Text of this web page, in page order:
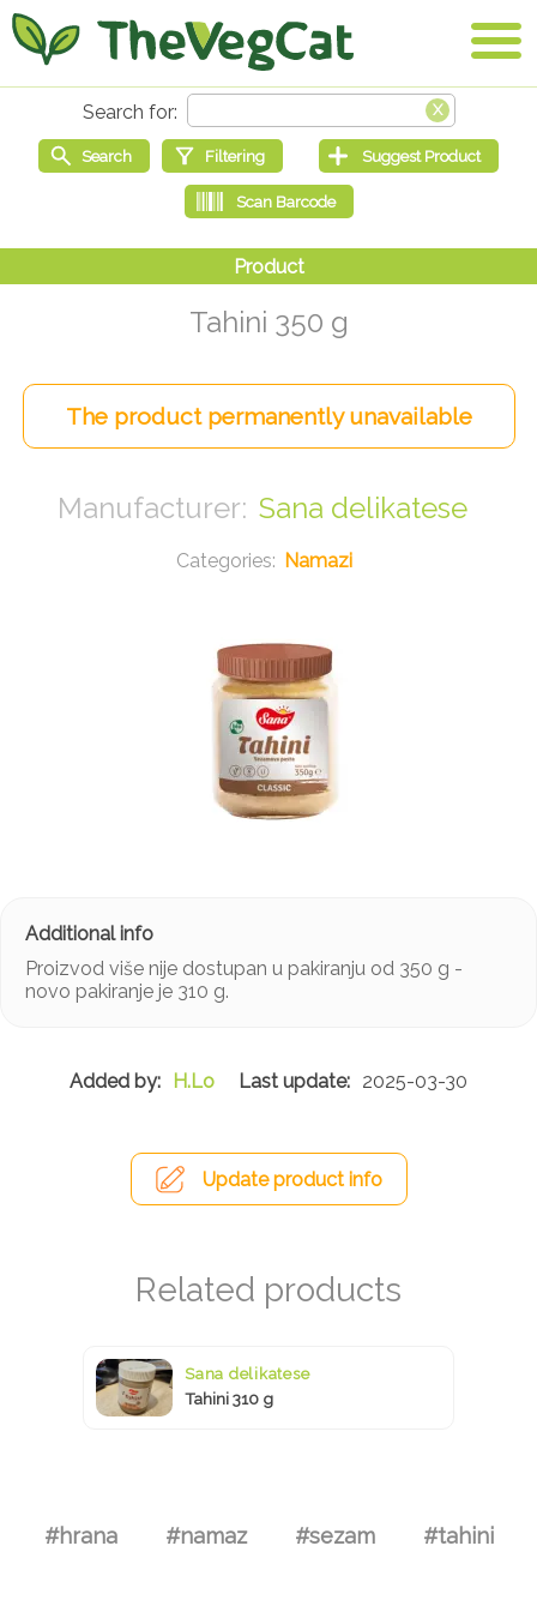
Tahini 350 g
Sana delikatese
Namazi
Proizvod više nije dostupan u pakiranju od 350 g -
novo pakiranje je 310 g.
H.Lo 2025-03-30
Update product info
Sana delikatese
Tahini 310 g
#hrana #namaz #sezam #tahini